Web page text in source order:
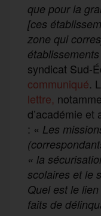
que pour la
[ces
zone qui
syndicat Sud-
communiqué.
lettre,
d’académie
: « Les
« la
scolaires et le
Quel est le
faits de